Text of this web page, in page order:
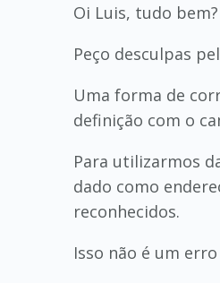
Oi Luis, tudo bem?
Peço desculpas
Uma forma de
definição com o
Para utilizarmos
dado como
reconhecidos.
Isso não é um